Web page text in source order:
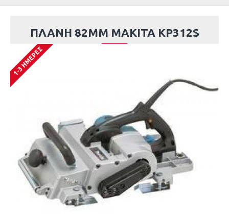
ΠΛΑΝΗ 82MM ΜΑΚΙΤΑ KP312S
1-3 ΗΜΈΡΕΣ